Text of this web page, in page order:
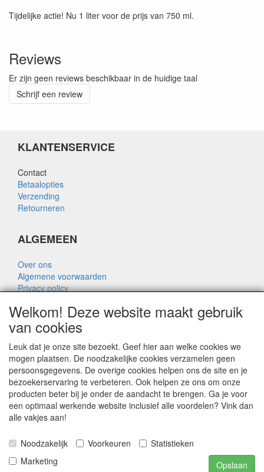
Tijdelijke actie! Nu 1 liter voor de prijs van 750 ml.
Reviews
Er zijn geen reviews beschikbaar in de huidige taal
Schrijf een review
KLANTENSERVICE
Contact
Betaalopties
Verzending
Retourneren
ALGEMEEN
Over ons
Algemene voorwaarden
Privacy policy
Over Rik Thijssen
ALGEMEEN
www.rikthijssenshop.nl
logistiek door OTOPARTS BV
E-mail: info@otoparts.nl
Telefoon: 085 - 0824330
Welkom! Deze website maakt gebruik
van cookies
Leuk dat je onze site bezoekt. Geef hier aan welke cookies we
mogen plaatsen. De noodzakelijke cookies verzamelen geen
persoonsgegevens. De overige cookies helpen ons de site en je
bezoekerservaring te verbeteren. Ook helpen ze ons om onze
producten beter bij je onder de aandacht te brengen. Ga je voor
een optimaal werkende website inclusief alle voordelen? Vink dan
alle vakjes aan!
Noodzakelijk Voorkeuren
Statistieken
Marketing
Opslaan